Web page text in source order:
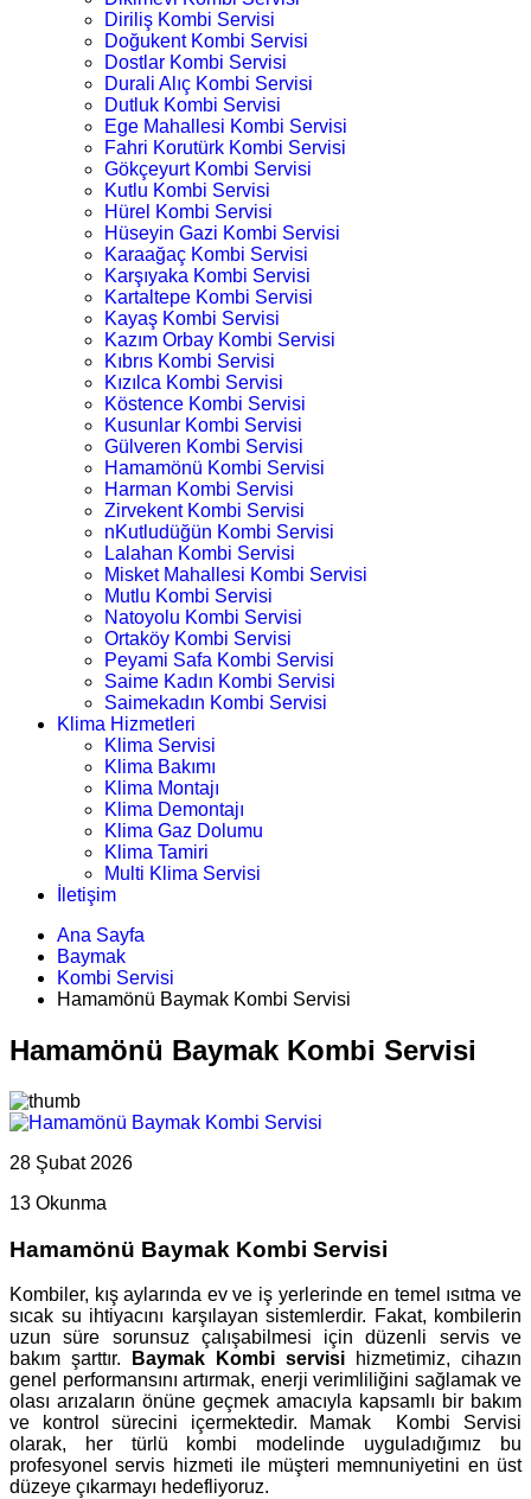
Diriliş Kombi Servisi
Doğukent Kombi Servisi
Dostlar Kombi Servisi
Durali Alıç Kombi Servisi
Dutluk Kombi Servisi
Ege Mahallesi Kombi Servisi
Fahri Korutürk Kombi Servisi
Gökçeyurt Kombi Servisi
Kutlu Kombi Servisi
Hürel Kombi Servisi
Hüseyin Gazi Kombi Servisi
Karaağaç Kombi Servisi
Karşıyaka Kombi Servisi
Kartaltepe Kombi Servisi
Kayaş Kombi Servisi
Kazım Orbay Kombi Servisi
Kıbrıs Kombi Servisi
Kızılca Kombi Servisi
Köstence Kombi Servisi
Kusunlar Kombi Servisi
Gülveren Kombi Servisi
Hamamönü Kombi Servisi
Harman Kombi Servisi
Zirvekent Kombi Servisi
nKutludüğün Kombi Servisi
Lalahan Kombi Servisi
Misket Mahallesi Kombi Servisi
Mutlu Kombi Servisi
Natoyolu Kombi Servisi
Ortaköy Kombi Servisi
Peyami Safa Kombi Servisi
Saime Kadın Kombi Servisi
Saimekadın Kombi Servisi
Klima Hizmetleri
Klima Servisi
Klima Bakımı
Klima Montajı
Klima Demontajı
Klima Gaz Dolumu
Klima Tamiri
Multi Klima Servisi
İletişim
Ana Sayfa
Baymak
Kombi Servisi
Hamamönü Baymak Kombi Servisi
Hamamönü Baymak Kombi Servisi
28 Şubat 2026
13 Okunma
Hamamönü Baymak Kombi Servisi
Kombiler, kış aylarında ev ve iş yerlerinde en temel ısıtma ve
sıcak su ihtiyacını karşılayan sistemlerdir. Fakat, kombilerin
uzun süre sorunsuz çalışabilmesi için düzenli servis ve
bakım şarttır.
Baymak Kombi servisi hizmetimiz, cihazın
genel performansını artırmak, enerji verimliliğini sağlamak ve
olası arızaların önüne geçmek amacıyla kapsamlı bir bakım
ve kontrol sürecini içermektedir. Mamak Kombi Servisi
olarak, her türlü kombi modelinde uyguladığımız bu
profesyonel servis hizmeti ile müşteri memnuniyetini en üst
düzeye çıkarmayı hedefliyoruz.